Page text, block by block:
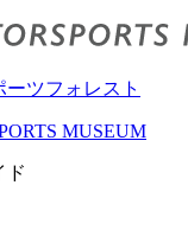
ツフォレスト
ド